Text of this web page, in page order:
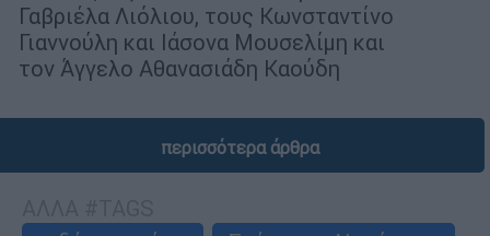
Γαβριέλα Λιόλιου, τους Κωνσταντίνο
Γιαννούλη και Ιάσονα Μουσελίμη και
τον Άγγελο Αθανασιάδη Καούδη
περισσότερα άρθρα